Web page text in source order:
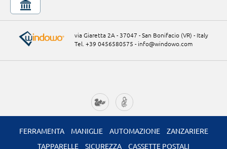
via Giaretta 2A - 37047 - San Bonifacio (VR) - Italy
Tel. +39 0456580575 - info@windowo.com
FERRAMENTA MANIGLIE AUTOMAZIONE
ZANZARIERE
TAPPARELLE
SICUREZZA CASSETTE POSTALI